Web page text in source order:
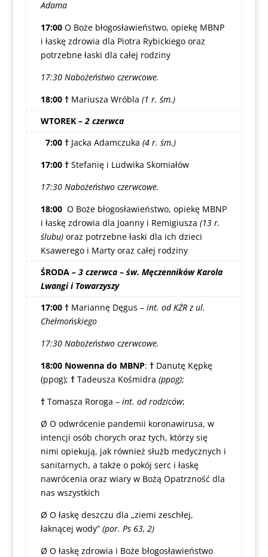
Adama
17:00O Boże błogosławieństwo, opiekę MBNP
i łaskę zdrowia dla Piotra Rybickiego oraz
potrzebne łaski dla całej rodziny
17:30 Nabożeństwo czerwcowe.
18:00 † Mariusza Wróbla (1 r. śm.)
WTOREK – 2 czerwca
7:00 † Jacka Adamczuka (4 r. śm.)
17:00 † Stefanię i Ludwika Skomiałów
17:30 Nabożeństwo czerwcowe.
18:00 O Boże błogosławieństwo, opiekę MBNP
i łaskę zdrowia dla Joanny i Remigiusza (13 r.
ślubu)oraz potrzebne łaski dla ich dzieci
Ksawerego i Marty oraz całej rodziny
ŚRODA – 3 czerwca – św. Męczenników Karola
Lwangi i Towarzyszy
17:00 † Mariannę Dęgus –int. od KŻR z ul.
Chełmońskiego
17:30 Nabożeństwo czerwcowe.
18:00 Nowenna do MBNP: † Danutę Kępkę
(ppog); † Tadeusza Kośmidra (ppog);
† Tomasza Roroga – int. od rodziców;
Ø O odwrócenie pandemii koronawirusa, w
intencji osób chorych oraz tych, którzy się
nimi opiekują, jak również służb medycznych i
sanitarnych, a także o pokój serc i łaskę
nawrócenia oraz wiary w Bożą Opatrzność dla
nas wszystkich
Ø O łaskę deszczu dla „ziemi zeschłej,
łaknącej wody” (por. Ps 63, 2)
Ø O łaskę zdrowia i Boże błogosławieństwo